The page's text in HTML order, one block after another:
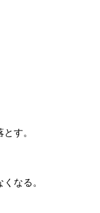
す。
なる。